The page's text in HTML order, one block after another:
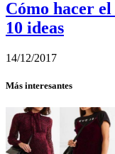
Cómo hacer
10 ideas
14/12/2017
Más interesantes